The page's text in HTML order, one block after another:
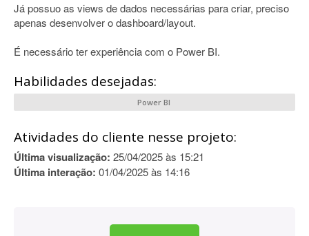
Já possuo as views de dados necessárias para criar, preciso
apenas desenvolver o dashboard/layout.
É necessário ter experiência com o Power BI.
Habilidades desejadas:
Power BI
Atividades do cliente nesse projeto:
Última visualização: 25/04/2025 às 15:21
Última interação: 01/04/2025 às 14:16